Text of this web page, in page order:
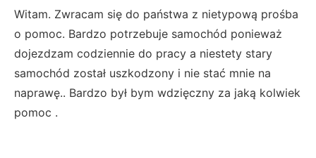
Witam. Zwracam się do państwa z nietypową prośba
o pomoc. Bardzo potrzebuje samochód ponieważ
dojezdzam codziennie do pracy a niestety stary
samochód został uszkodzony i nie stać mnie na
naprawę.. Bardzo był bym wdzięczny za jaką kolwiek
pomoc .